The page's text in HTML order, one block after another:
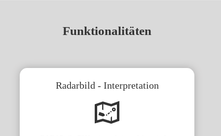
Funktionalitäten
Radarbild - Interpretation